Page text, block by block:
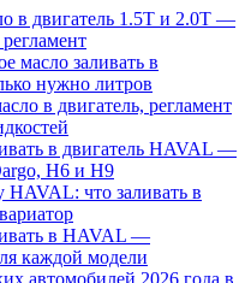
в двигатель 1.5T и 2.0T —
масло заливать в
нужно литров
в двигатель, регламент
в двигатель HAVAL —
H6 и H9
HAVAL: что заливать в
в HAVAL —
каждой модели
автомобилей 2026 года в